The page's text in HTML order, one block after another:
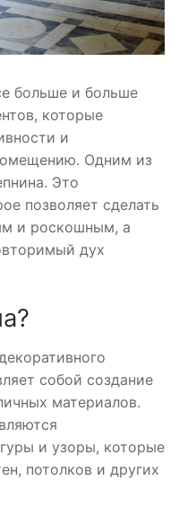
больше и больше
которые
и
Одним из
Это
позволяет сделать
и роскошным, а
дух
собой создание
материалов.
и узоры, которые
потолков и других